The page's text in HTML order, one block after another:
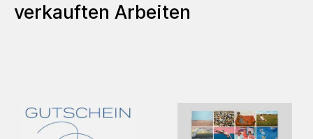
verkauften Arbeiten